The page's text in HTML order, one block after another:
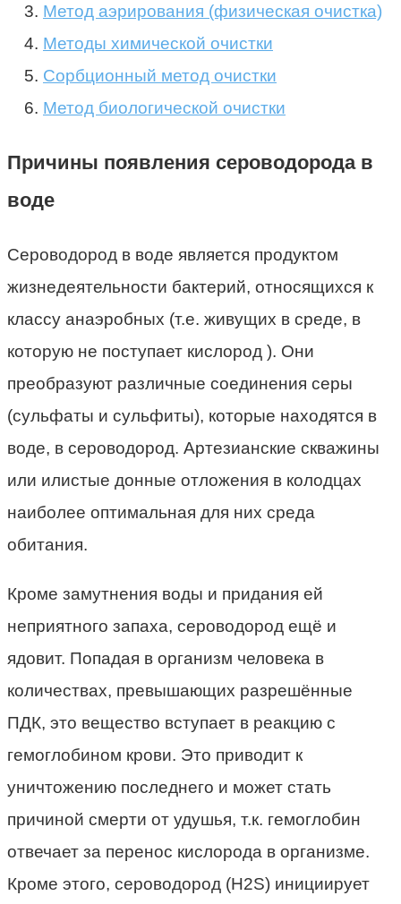
Метод аэрирования (физическая очистка)
Методы химической очистки
Сорбционный метод очистки
Метод биологической очистки
Причины появления сероводорода в
воде
Сероводород в воде является продуктом
жизнедеятельности бактерий, относящихся к
классу анаэробных (т.е. живущих в среде, в
которую не поступает кислород ). Они
преобразуют различные соединения серы
(сульфаты и сульфиты), которые находятся в
воде, в сероводород. Артезианские скважины
или илистые донные отложения в колодцах
наиболее оптимальная для них среда
обитания.
Кроме замутнения воды и придания ей
неприятного запаха, сероводород ещё и
ядовит. Попадая в организм человека в
количествах, превышающих разрешённые
ПДК, это вещество вступает в реакцию с
гемоглобином крови. Это приводит к
уничтожению последнего и может стать
причиной смерти от удушья, т.к. гемоглобин
отвечает за перенос кислорода в организме.
Кроме этого, сероводород (Н2S) инициирует